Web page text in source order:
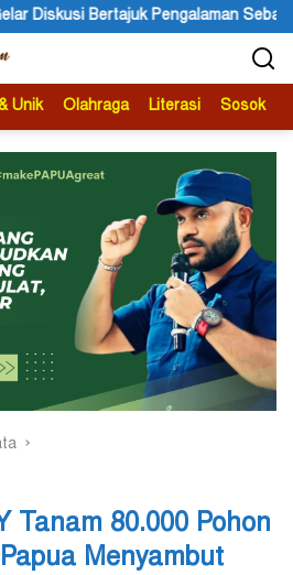
Sumber Pengetahuan Ketua
Unik Olahraga Literasi Sosok
Tanam 80.000 Pohon
Menyambut